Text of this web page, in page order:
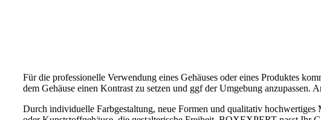
Für die professionelle Verwendung eines Gehäuses oder eines Produktes
dem Gehäuse einen Kontrast zu setzen und ggf der Umgebung
Durch individuelle Farbgestaltung, neue Formen und qualitativ